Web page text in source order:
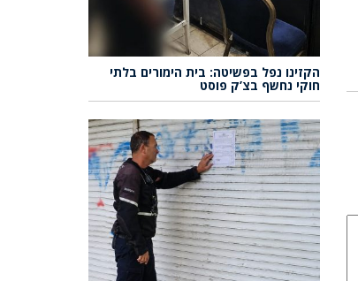
הקזינו נפל בפשיטה: בית הימורים בלתי
חוקי נחשף בצ’ק פוסט